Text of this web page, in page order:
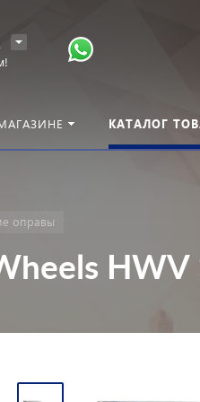
КАТАЛОГ
оправы
HWV